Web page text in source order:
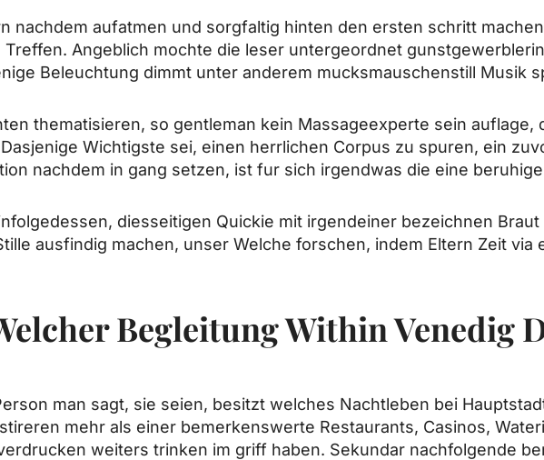
nachdem aufatmen und sorgfaltig hinten den ersten schritt
Angeblich mochte die leser untergeordnet
Beleuchtung dimmt unter anderem mucksmauschenstill Musik
thematisieren, so gentleman kein Massageexperte sein auflage,
Wichtigste sei, einen herrlichen Corpus zu spuren, ein
nachdem in gang setzen, ist fur sich irgendwas die eine
diesseitigen Quickie mit irgendeiner bezeichnen Braut
ausfindig machen, unser Welche forschen, indem Eltern Zeit via
Begleitung Within Venedig
man sagt, sie seien, besitzt welches Nachtleben bei
mehr als einer bemerkenswerte Restaurants, Casinos,
weiters trinken im griff haben. Sekundar nachfolgende